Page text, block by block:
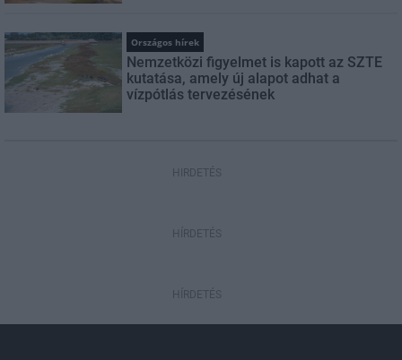
Országos hírek
Nemzetközi figyelmet is kapott az SZTE
kutatása, amely új alapot adhat a
vízpótlás tervezésének
HIRDETÉS
HÍRDETÉS
HÍRDETÉS